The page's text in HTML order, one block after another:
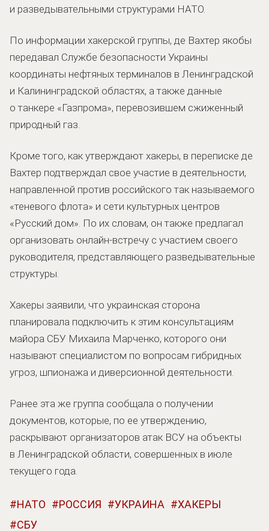
и разведывательными структурами НАТО.
По информации хакерской группы, де Вахтер якобы
передавал Службе безопасности Украины
координаты нефтяных терминалов в Ленинградской
и Калининградской областях, а также данные
о танкере «Газпрома», перевозившем сжиженный
природный газ.
Кроме того, как утверждают хакеры, в переписке де
Вахтер подтверждал свое участие в деятельности,
направленной против российского так называемого
«теневого флота» и сети культурных центров
«Русский дом». По их словам, он также предлагал
организовать онлайн-встречу с участием своего
руководителя, представляющего разведывательные
структуры.
Хакеры заявили, что украинская сторона
планировала подключить к этим консультациям
майора СБУ Михаила Марченко, которого они
называют специалистом по вопросам гибридных
угроз, шпионажа и диверсионной деятельности.
Ранее эта же группа сообщала о получении
документов, которые, по ее утверждению,
раскрывают организаторов атак ВСУ на объекты
в Ленинградской области, совершенных в июле
текущего года.
НАТО РОССИЯ УКРАИНА
ХАКЕРЫ
СБУ